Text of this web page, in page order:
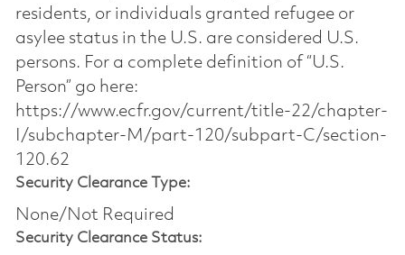
residents, or individuals granted refugee or
asylee status in the U.S. are considered U.S.
persons. For a complete definition of “U.S.
Person” go here:
https://www.ecfr.gov/current/title-22/chapter-
I/subchapter-M/part-120/subpart-C/section-
120.62
Security Clearance Type:
None/Not Required
Security Clearance Status: